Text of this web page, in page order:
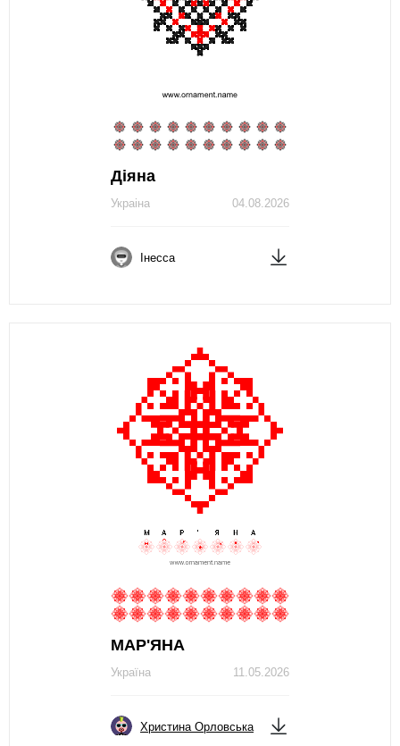
Діяна
04.08.2026
Украіна
Інесса
МАР'ЯНА
11.05.2026
Україна
Христина Орловська